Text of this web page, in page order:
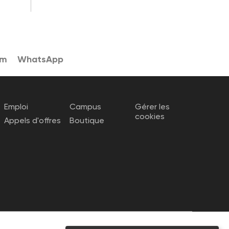
WhatsApp
Emploi
Appels d'offres
Campus
Boutique
Gérer les
cookies